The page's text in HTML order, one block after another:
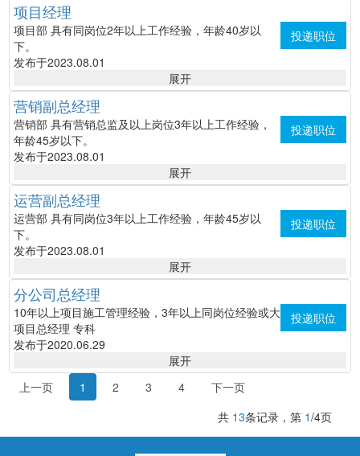
项目经理
投递职位
项目部 具有同岗位2年以上工作经验，年龄40岁以
下。
发布于2023.08.01
展开
营销副总经理
投递职位
营销部 具有营销总监及以上岗位3年以上工作经验，
年龄45岁以下。
发布于2023.08.01
展开
运营副总经理
投递职位
运营部 具有同岗位3年以上工作经验，年龄45岁以
下。
发布于2023.08.01
展开
分公司总经理
投递职位
10年以上项目施工管理经验，3年以上同岗位经验或大
项目总经理 专科
发布于2020.06.29
展开
上一页
1 2 3 4
下一页
共 13条记录，第 1/4页